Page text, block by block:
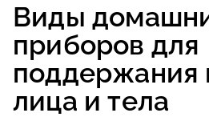
Виды
приборов для
поддержания
лица и тела